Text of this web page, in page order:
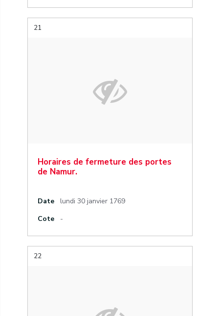
21
Horaires de fermeture des portes
de Namur.
Date
lundi 30 janvier 1769
Cote
-
22